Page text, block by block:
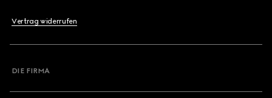
Vertrag widerrufen
DIE FIRMA